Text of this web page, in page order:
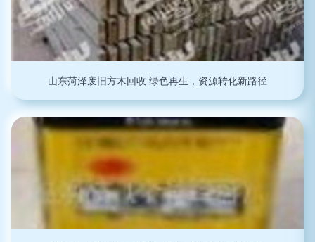
山东菏泽废旧方木回收 绿色再生，资源转化新路径